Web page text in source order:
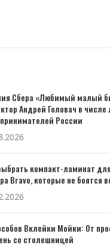
Сбера «Любимый малый
Андрей Головач в числе
России
компакт-ламинат
Bravo, которые не боятся
Вклейки Мойки: От
со столешницей